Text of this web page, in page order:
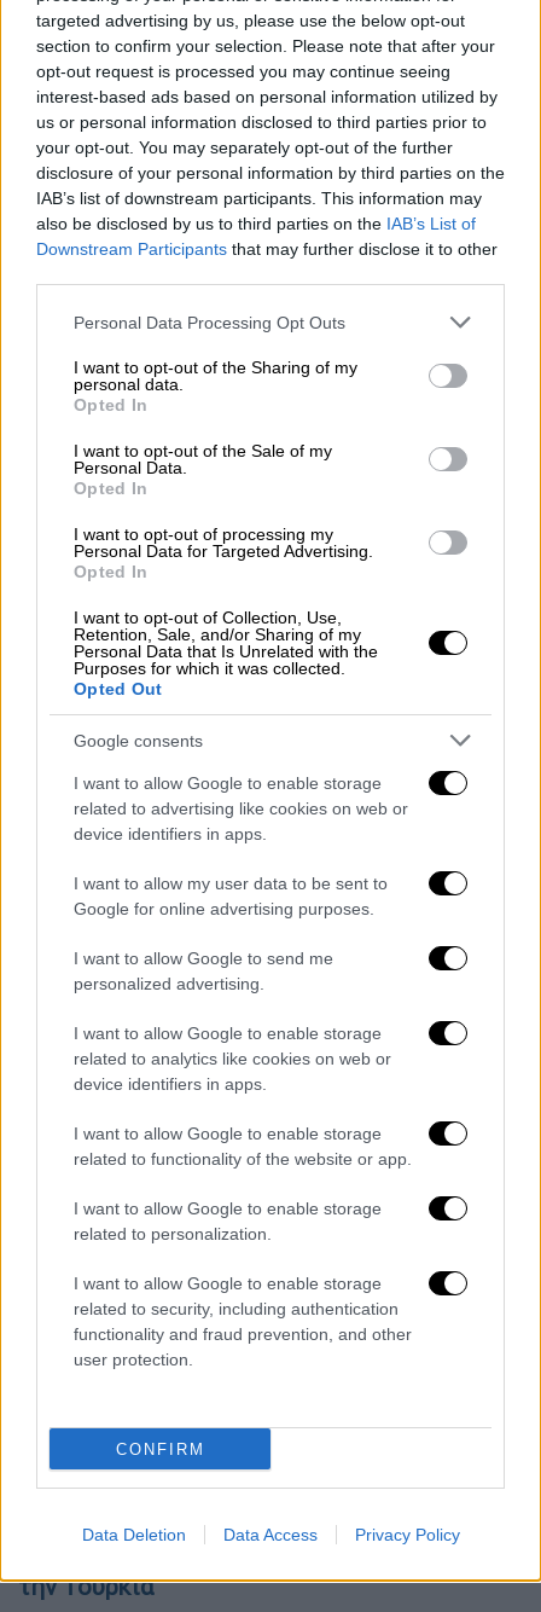
targeted advertising by us, please use the below opt-out
section to confirm your selection. Please note that after your
opt-out request is processed you may continue seeing
interest-based ads based on personal information utilized by
us or personal information disclosed to third parties prior to
your opt-out. You may separately opt-out of the further
disclosure of your personal information by third parties on the
IAB’s list of downstream participants. This information may
also be disclosed by us to third parties on the IAB’s List of
Downstream Participants that may further disclose it to other
Please note that this website/app uses one or more Google
not limited to your visit or usage behaviour. You may click to
grant or deny consent to Google and its third-party tags to
use your data for below specified purposes in below Google
consent section.
Personal Data Processing Opt Outs
I want to opt-out of the Sharing of my
personal data.
Opted In
I want to opt-out of the Sale of my
Personal Data.
Opted In
I want to opt-out of processing my
Personal Data for Targeted Advertising.
Opted In
I want to opt-out of Collection, Use,
Retention, Sale, and/or Sharing of my
Personal Data that Is Unrelated with the
Purposes for which it was collected.
Opted Out
Google consents
I want to allow Google to enable storage
related to advertising like cookies on web or
device identifiers in apps.
I want to allow my user data to be sent to
Google for online advertising purposes.
I want to allow Google to send me
personalized advertising.
I want to allow Google to enable storage
related to analytics like cookies on web or
device identifiers in apps.
I want to allow Google to enable storage
related to functionality of the website or app.
I want to allow Google to enable storage
related to personalization.
I want to allow Google to enable storage
related to security, including authentication
functionality and fraud prevention, and other
user protection.
CONFIRM
Data Deletion Data Access Privacy Policy
Τουρκίας».
Πιο συγκεκριμένα, ηCeleste Wallander
σημείωσε ότι «αυτά τα σχέδια είναι στα
σκαριά και πρέπει να υλοποιηθούν μέσω της
διαδικασίας σύναψης συμβάσεων, αλλά
ΗΠΑ υποστηρίζουν τον εκσυγχρονισμότου
στόλου μαχητικών της Τουρκίας, γιατί αυτό
συμβάλλει στην ασφάλεια του ΝΑΤΟ. Οι
ισχυρές αμυντικές δυνατότητες της
Τουρκίας συμβάλλουν σε μια ισχυρή άμυνα
NEW on US policy on Turkish F16s:
Secretary of Defense for
International Security Affairs Celeste
Wallander: "The US fully supports
Turkey’s modernization plans for
Turkey’s F-16 fleet...
— Nick Schifrin (@nickschifrin)
June
29, 2022
Για αργότερα μέσα στην ημέρα, είναι
προγραμματισμένη η συνάντηση του
Αμερικανού προέδρου,Τζο Μπάιντεν με τον
Τούρκο ομόλογό του, Ρετζέπ Ταγίπ
Ερντογάν. Στην ατζέντα της συζήτησής τους
θα βρεθεί και το θέμα «πώλησης μαχητικών
F-16 στην Τουρκία» και του εξοπλιστικού
προγράμματος συνολικότερα, στο πλαίσιο
ΝΑΤΟϊκήςσυμμαχίας.
Όπως και να 'χει, αξίζει να σημειωθεί πως
για να υλοποιηθεί ο εκσυγχρονισμός των
υπαρχόντων F-16αλλά και η πώληση νέων
στην Τουρκία, θα πρέπει πρώτα να περάσει
από το αμερικανικό Κογκρέσο και από τις
αυτών και από την Επιτροπή Εξωτερικών
Σχέσεων της Γερουσίας επικεφαλής της
οποίας είναι ο γερουσιαστής Ρόμπερτ
Μενέντεζ.
Όλες οι ειδήσεις
Προτείνει ενοχή για τρεις βιασμούς - «Δεν
έδωσε πειστικές απαντήσεις»
Turkaegean: ΕΔΕ από Γεωργιάδη μετά την
κατοχύρωση του εμπορικού σήματος από
την Τουρκία